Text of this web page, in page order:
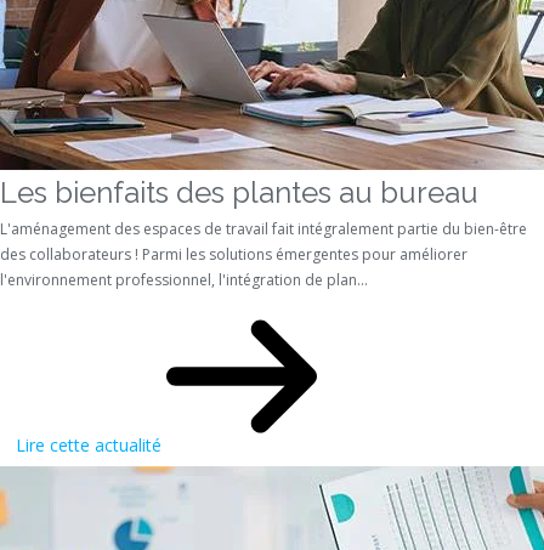
Les bienfaits des plantes au bureau
L'aménagement des espaces de travail fait intégralement partie du bien-être
des collaborateurs ! Parmi les solutions émergentes pour améliorer
l'environnement professionnel, l'intégration de plan...
Lire cette actualité